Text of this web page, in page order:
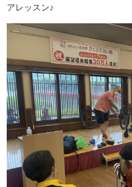
アレッスン♪